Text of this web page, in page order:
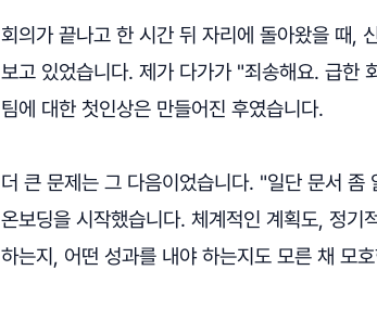
회의가 끝나고 한 시간 뒤 자리에 돌아왔을 때,
보고 있었습니다. 제가 다가가 "죄송해요. 급한
팀에 대한 첫인상은 만들어진 후였습니다.
더 큰 문제는 그 다음이었습니다. "일단 문서 좀
온보딩을 시작했습니다. 체계적인 계획도, 정기
하는지, 어떤 성과를 내야 하는지도 모른 채 모